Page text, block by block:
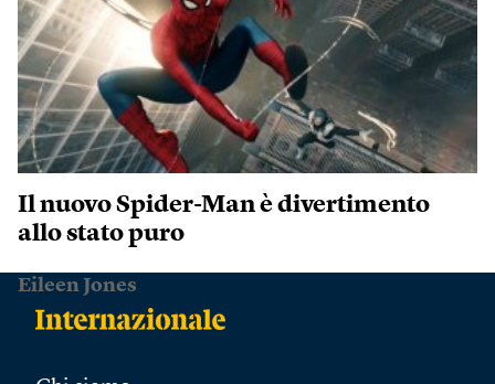
Il nuovo Spider-Man è divertimento
allo stato puro
Eileen Jones